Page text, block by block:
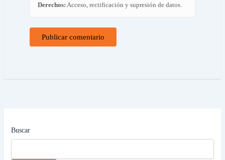
Derechos: Acceso, rectificación y supresión de datos.
Buscar